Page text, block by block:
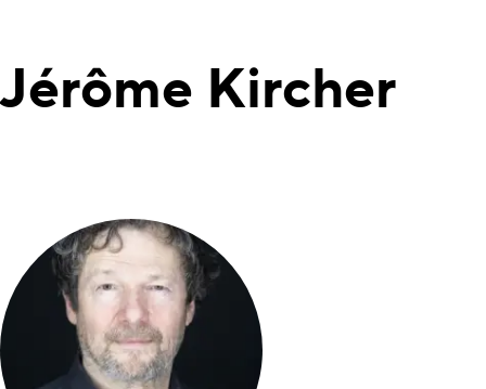
Jérôme Kircher